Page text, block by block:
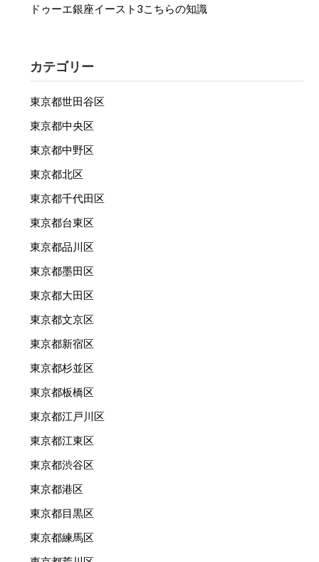
ドゥーエ銀座イースト3こちらの知識
カテゴリー
東京都世田谷区
東京都中央区
東京都中野区
東京都北区
東京都千代田区
東京都台東区
東京都品川区
東京都墨田区
東京都大田区
東京都文京区
東京都新宿区
東京都杉並区
東京都板橋区
東京都江戸川区
東京都江東区
東京都渋谷区
東京都港区
東京都目黒区
東京都練馬区